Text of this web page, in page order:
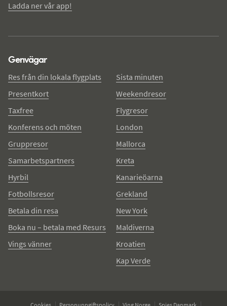
Ladda ner vår app!
Genvägar
Res från din lokala flygplats
Presentkort
Taxfree
Konferens och möten
Gruppresor
Samarbetspartners
Hyrbil
Fotbollsresor
Betala din resa
Boka nu – betala med Resurs
Vings vänner
Sista minuten
Weekendresor
Flygresor
London
Mallorca
Kreta
Kanarieöarna
Grekland
New York
Maldiverna
Kroatien
Kap Verde